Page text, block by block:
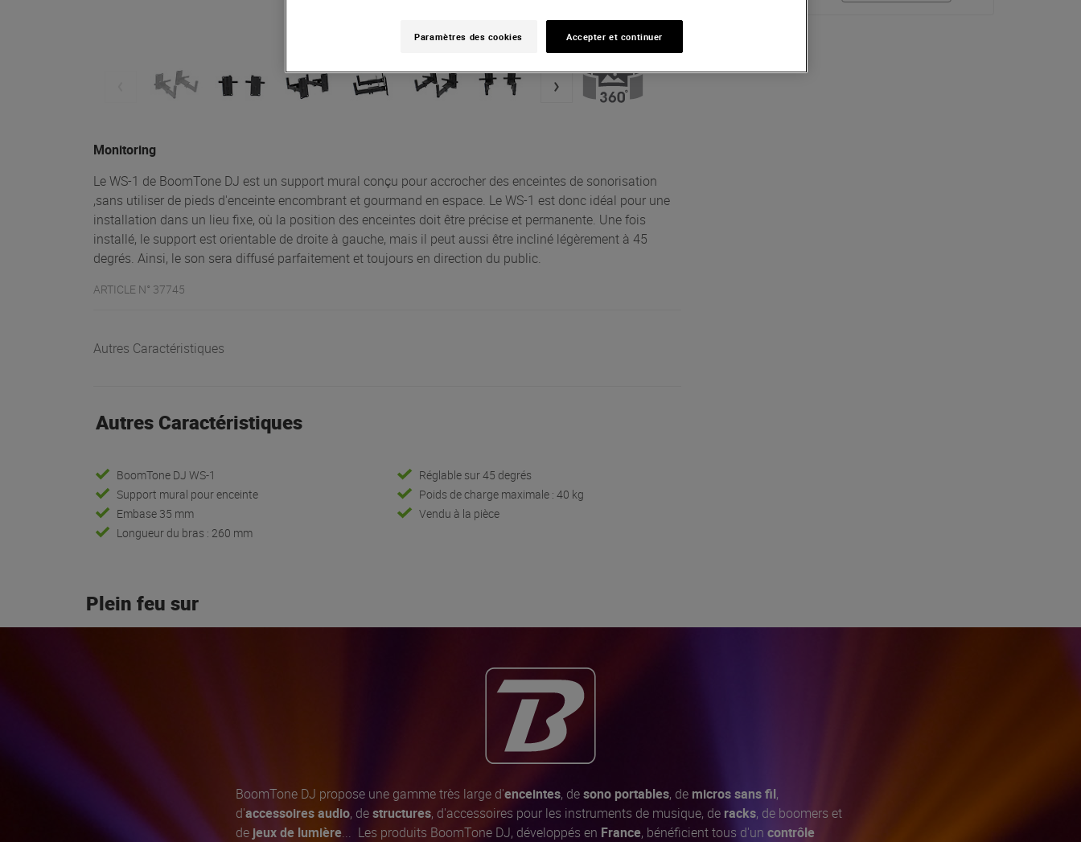
Monitoring
Le WS-1 de BoomTone DJ est un support mural conçu pour accrocher des enceintes de sonorisation
,sans utiliser de pieds d'enceinte encombrant et gourmand en espace. Le WS-1 est donc idéal pour une
installation dans un lieu fixe, où la position des enceintes doit être précise et permanente. Une fois
installé, le support est orientable de droite à gauche, mais il peut aussi être incliné légèrement à 45
degrés. Ainsi, le son sera diffusé parfaitement et toujours en direction du public.
ARTICLE N° 37745
Autres Caractéristiques
Autres Caractéristiques
BoomTone DJ WS-1
Support mural pour enceinte
Embase 35 mm
Longueur du bras : 260 mm
Réglable sur 45 degrés
Poids de charge maximale : 40 kg
Vendu à la pièce
Plein feu sur
BoomTone DJ propose une gamme très large d'enceintes, desono portables, de micros sans fil,
d'accessoires audio, destructures, d'accessoires pour les instruments de musique, de racks, de boomers et
de jeux de lumière... Les produits BoomTone DJ, développés en France, bénéficient tous d'un contrôle
Paramètres des cookies Accepter et continuer